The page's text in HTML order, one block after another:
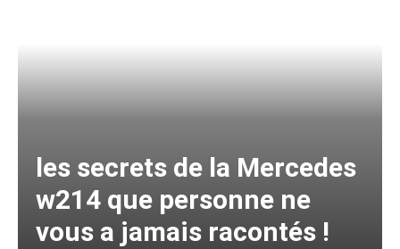
les secrets de la Mercedes
w214 que personne ne
vous a jamais racontés !